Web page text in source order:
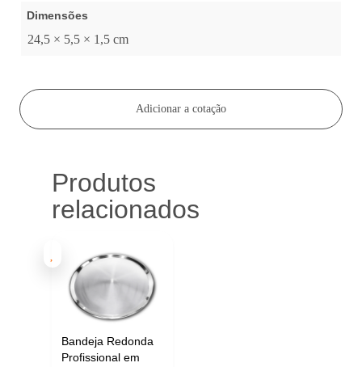
Dimensões
24,5 × 5,5 × 1,5 cm
Adicionar a cotação
Produtos
relacionados
Bandeja Redonda
Profissional em